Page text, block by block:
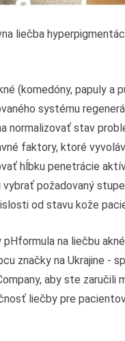
liečba
(komedóny, papuly a
systému
normalizovať stav
faktory, ktoré
hĺbku penetrácie
vybrať požadovaný
od stavu kože
na liečbu
značky na Ukrajine -
aby ste zaručili
liečby pre